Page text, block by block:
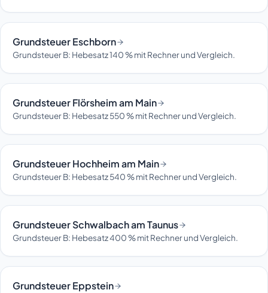
Grundsteuer Eschborn
Grundsteuer B: Hebesatz 140 % mit Rechner und Vergleich.
Grundsteuer Flörsheim am Main
Grundsteuer B: Hebesatz 550 % mit Rechner und Vergleich.
Grundsteuer Hochheim am Main
Grundsteuer B: Hebesatz 540 % mit Rechner und Vergleich.
Grundsteuer Schwalbach am Taunus
Grundsteuer B: Hebesatz 400 % mit Rechner und Vergleich.
Grundsteuer Eppstein